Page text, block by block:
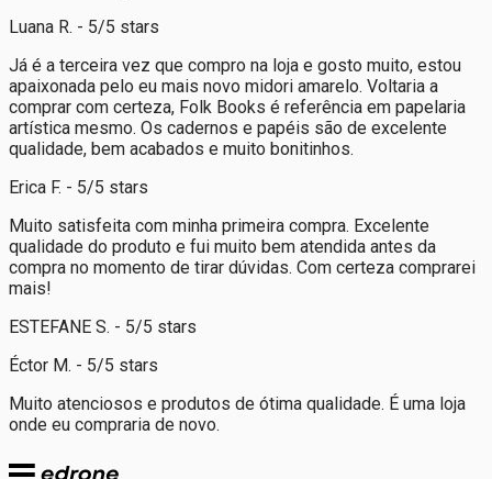
Luana R. - 5/5 stars
Já é a terceira vez que compro na loja e gosto muito, estou
apaixonada pelo eu mais novo midori amarelo. Voltaria a
comprar com certeza, Folk Books é referência em papelaria
artística mesmo. Os cadernos e papéis são de excelente
qualidade, bem acabados e muito bonitinhos.
Erica F. - 5/5 stars
Muito satisfeita com minha primeira compra. Excelente
qualidade do produto e fui muito bem atendida antes da
compra no momento de tirar dúvidas. Com certeza comprarei
mais!
ESTEFANE S. - 5/5 stars
Éctor M. - 5/5 stars
Muito atenciosos e produtos de ótima qualidade. É uma loja
onde eu compraria de novo.